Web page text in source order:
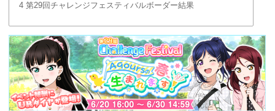
4 第29回チャレンジフェスティバルボーダー結果